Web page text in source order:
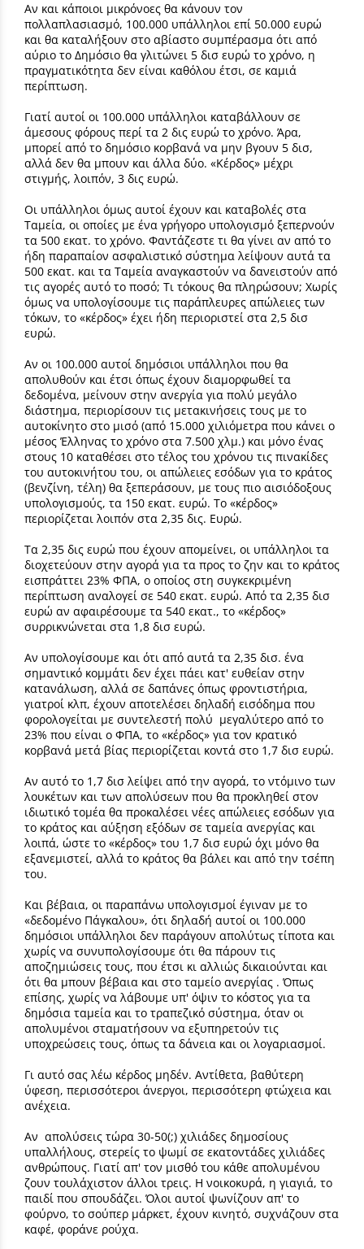
Αν και κάποιοι μικρόνοες θα κάνουν τον
πολλαπλασιασμό, 100.000 υπάλληλοι επί 50.000 ευρώ
και θα καταλήξουν στο αβίαστο συμπέρασμα ότι από
αύριο το Δημόσιο θα γλιτώνει 5 δισ ευρώ το χρόνο, η
πραγματικότητα δεν είναι καθόλου έτσι, σε καμιά
περίπτωση.
Γιατί αυτοί οι 100.000 υπάλληλοι καταβάλλουν σε
άμεσους φόρους περί τα 2 δις ευρώ το χρόνο. Άρα,
μπορεί από το δημόσιο κορβανά να μην βγουν 5 δισ,
αλλά δεν θα μπουν και άλλα δύο. «Κέρδος» μέχρι
στιγμής, λοιπόν, 3 δις ευρώ.
Οι υπάλληλοι όμως αυτοί έχουν και καταβολές στα
Ταμεία, οι οποίες με ένα γρήγορο υπολογισμό ξεπερνούν
τα 500 εκατ. το χρόνο. Φαντάζεστε τι θα γίνει αν από το
ήδη παραπαίον ασφαλιστικό σύστημα λείψουν αυτά τα
500 εκατ. και τα Ταμεία αναγκαστούν να δανειστούν από
τις αγορές αυτό το ποσό; Τι τόκους θα πληρώσουν; Χωρίς
όμως να υπολογίσουμε τις παράπλευρες απώλειες των
τόκων, το «κέρδος» έχει ήδη περιοριστεί στα 2,5 δισ
ευρώ.
Αν οι 100.000 αυτοί δημόσιοι υπάλληλοι που θα
απολυθούν και έτσι όπως έχουν διαμορφωθεί τα
δεδομένα, μείνουν στην ανεργία για πολύ μεγάλο
διάστημα, περιορίσουν τις μετακινήσεις τους με το
αυτοκίνητο στο μισό (από 15.000 χιλιόμετρα που κάνει ο
μέσος Έλληνας το χρόνο στα 7.500 χλμ.) και μόνο ένας
στους 10 καταθέσει στο τέλος του χρόνου τις πινακίδες
του αυτοκινήτου του, οι απώλειες εσόδων για το κράτος
(βενζίνη, τέλη) θα ξεπεράσουν, με τους πιο αισιόδοξους
υπολογισμούς, τα 150 εκατ. ευρώ. Το «κέρδος»
περιορίζεται λοιπόν στα 2,35 δις. Ευρώ.
Τα 2,35 δις ευρώ που έχουν απομείνει, οι υπάλληλοι τα
διοχετεύουν στην αγορά για τα προς το ζην και το κράτος
εισπράττει 23% ΦΠΑ, ο οποίος στη συγκεκριμένη
περίπτωση αναλογεί σε 540 εκατ. ευρώ. Από τα 2,35 δισ
ευρώ αν αφαιρέσουμε τα 540 εκατ., το «κέρδος»
συρρικνώνεται στα 1,8 δισ ευρώ.
Αν υπολογίσουμε και ότι από αυτά τα 2,35 δισ. ένα
σημαντικό κομμάτι δεν έχει πάει κατ' ευθείαν στην
κατανάλωση, αλλά σε δαπάνες όπως φροντιστήρια,
γιατροί κλπ, έχουν αποτελέσει δηλαδή εισόδημα που
φορολογείται με συντελεστή πολύ μεγαλύτερο από το
23% που είναι ο ΦΠΑ, το «κέρδος» για τον κρατικό
κορβανά μετά βίας περιορίζεται κοντά στο 1,7 δισ ευρώ.
Αν αυτό το 1,7 δισ λείψει από την αγορά, το ντόμινο των
λουκέτων και των απολύσεων που θα προκληθεί στον
ιδιωτικό τομέα θα προκαλέσει νέες απώλειες εσόδων για
το κράτος και αύξηση εξόδων σε ταμεία ανεργίας και
λοιπά, ώστε το «κέρδος» του 1,7 δισ ευρώ όχι μόνο θα
εξανεμιστεί, αλλά το κράτος θα βάλει και από την τσέπη
του.
Και βέβαια, οι παραπάνω υπολογισμοί έγιναν με το
«δεδομένο Πάγκαλου», ότι δηλαδή αυτοί οι 100.000
δημόσιοι υπάλληλοι δεν παράγουν απολύτως τίποτα και
χωρίς να συνυπολογίσουμε ότι θα πάρουν τις
αποζημιώσεις τους, που έτσι κι αλλιώς δικαιούνται και
ότι θα μπουν βέβαια και στο ταμείο ανεργίας . Όπως
επίσης, χωρίς να λάβουμε υπ' όψιν το κόστος για τα
δημόσια ταμεία και το τραπεζικό σύστημα, όταν οι
απολυμένοι σταματήσουν να εξυπηρετούν τις
υποχρεώσεις τους, όπως τα δάνεια και οι λογαριασμοί.
Γι αυτό σας λέω κέρδος μηδέν. Αντίθετα, βαθύτερη
ύφεση, περισσότεροι άνεργοι, περισσότερη φτώχεια και
ανέχεια.
Αν απολύσεις τώρα 30-50(;) χιλιάδες δημοσίους
υπαλλήλους, στερείς το ψωμί σε εκατοντάδες χιλιάδες
ανθρώπους. Γιατί απ' τον μισθό του κάθε απολυμένου
ζουν τουλάχιστον άλλοι τρεις. Η νοικοκυρά, η γιαγιά, το
παιδί που σπουδάζει. Όλοι αυτοί ψωνίζουν απ' το
φούρνο, το σούπερ μάρκετ, έχουν κινητό, συχνάζουν στα
καφέ, φοράνε ρούχα.